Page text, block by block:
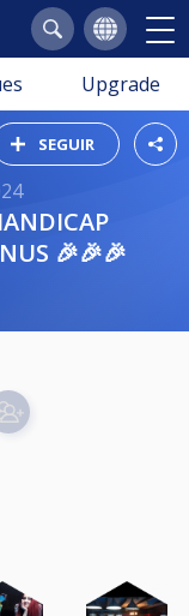
Upgrade
SEGUIR
🎉🎉🎉